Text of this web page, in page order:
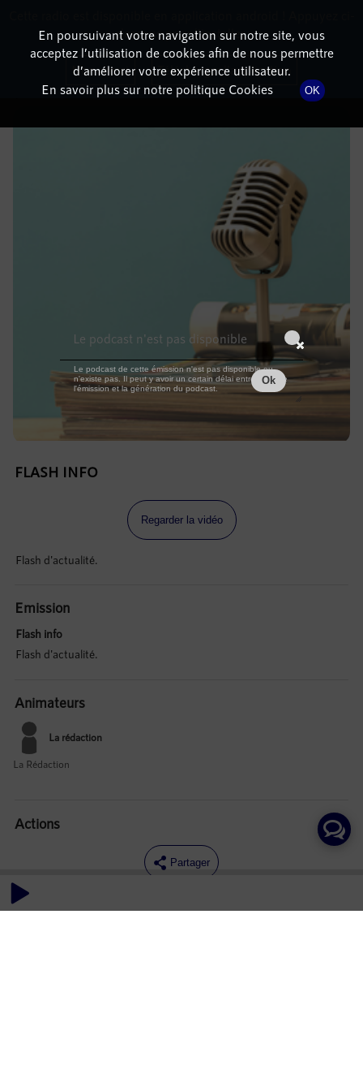
DÉTAILS DE L'ÉPISODE
3 juin 2021à 11h59, durée : Invalid date
FLASH INFO
Regarder la vidéo
Flash d'actualité.
Emission
Flash info
Flash d'actualité.
Animateurs
La rédaction
La Rédaction
Actions
Partager
Commentaires
En poursuivant votre navigation sur notre site, vous
acceptez l’utilisation de cookies afin de nous permettre
d’améliorer votre expérience utilisateur.
En savoir plus sur notre politique Cookies
OK
dessous pour l'installer.
Non merci Télécharger l'application
Le podcast n'est pas disponible
Le podcast de cette émission n'est pas disponible ou
n'existe pas. Il peut y avoir un certain délai entre la fin de
l'émission et la génération du podcast.
Ok